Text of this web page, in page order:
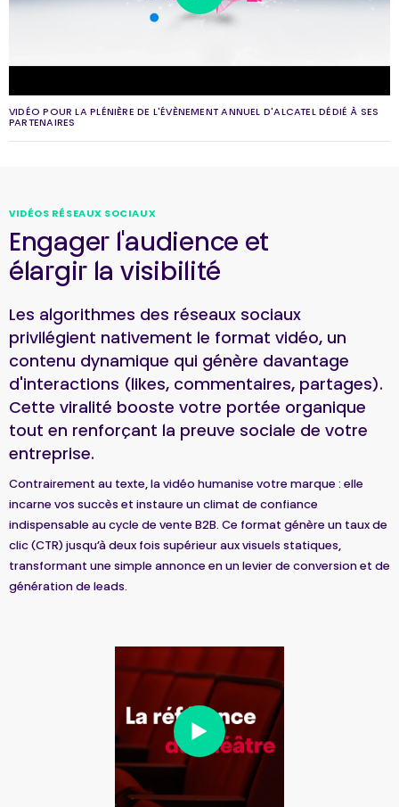
VIDÉO POUR LA PLÉNIÈRE DE L'ÉVÈNEMENT ANNUEL D'ALCATEL DÉDIÉ À SES
PARTENAIRES
VIDÉOS RÉSEAUX SOCIAUX
Engager l'audience et
élargir la visibilité
Les algorithmes des réseaux sociaux
privilégient nativement le format vidéo, un
contenu dynamique qui génère davantage
d'interactions (likes, commentaires, partages).
Cette viralité booste votre portée organique
tout en renforçant la preuve sociale de votre
entreprise.
Contrairement au texte, la vidéo humanise votre marque : elle
incarne vos succès et instaure un climat de confiance
indispensable au cycle de vente B2B. Ce format génère un taux de
clic (CTR) jusqu’à deux fois supérieur aux visuels statiques,
transformant une simple annonce en un levier de conversion et de
génération de leads.